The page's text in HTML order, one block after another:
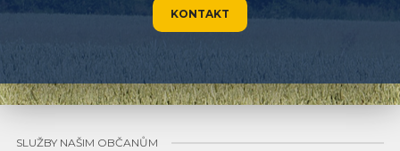
KONTAKT
SLUŽBY NAŠIM OBČANŮM